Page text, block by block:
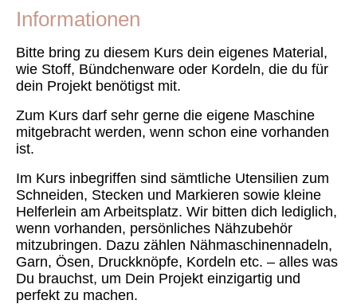
Informationen
Bitte bring zu diesem Kurs dein eigenes Material,
wie Stoff, Bündchenware oder Kordeln, die du für
dein Projekt benötigst mit.
Zum Kurs darf sehr gerne die eigene Maschine
mitgebracht werden, wenn schon eine vorhanden
ist.
Im Kurs inbegriffen sind sämtliche Utensilien zum
Schneiden, Stecken und Markieren sowie kleine
Helferlein am Arbeitsplatz. Wir bitten dich lediglich,
wenn vorhanden, persönliches Nähzubehör
mitzubringen. Dazu zählen Nähmaschinennadeln,
Garn, Ösen, Druckknöpfe, Kordeln etc. – alles was
Du brauchst, um Dein Projekt einzigartig und
perfekt zu machen.